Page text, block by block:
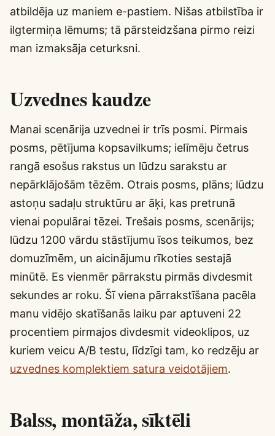
atbildēja uz maniem e-pastiem. Nišas atbilstība ir
ilgtermiņa lēmums; tā pārsteidzšana pirmo reizi
man izmaksāja ceturksni.
Uzvednes kaudze
Manai scenārija uzvednei ir trīs posmi. Pirmais
posms, pētījuma kopsavilkums; ielīmēju četrus
rangā esošus rakstus un lūdzu sarakstu ar
nepārklājošām tēzēm. Otrais posms, plāns; lūdzu
astoņu sadaļu struktūru ar āķi, kas pretrunā
vienai populārai tēzei. Trešais posms, scenārijs;
lūdzu 1200 vārdu stāstījumu īsos teikumos, bez
domuzīmēm, un aicinājumu rīkoties sestajā
minūtē. Es vienmēr pārrakstu pirmās divdesmit
sekundes ar roku. Šī viena pārrakstīšana pacēla
manu vidējo skatīšanās laiku par aptuveni 22
procentiem pirmajos divdesmit videoklipos, uz
kuriem veicu A/B testu, līdzīgi tam, ko redzēju ar
uzvednes komplektiem satura veidotājiem.
Balss, montāža, sīktēli